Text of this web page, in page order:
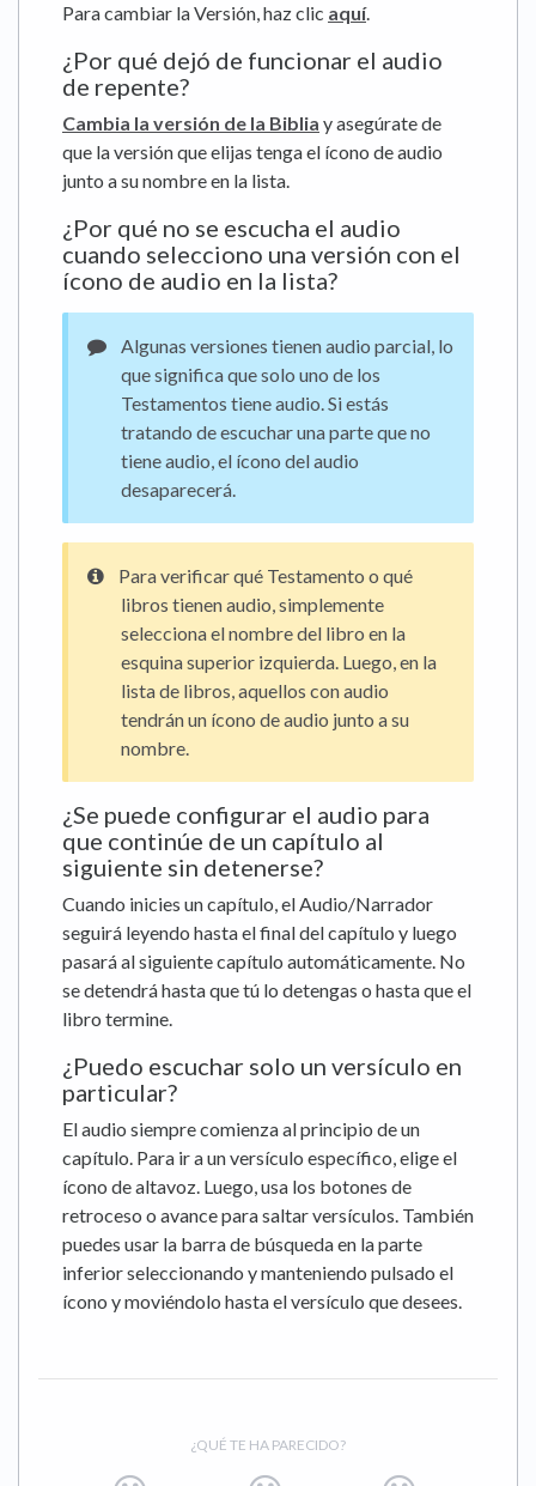
Para cambiar la Versión, haz clic aquí.
¿Por qué dejó de funcionar el audio
de repente?
Cambia la versión de la Biblia y asegúrate de
que la versión que elijas tenga el ícono de audio
junto a su nombre en la lista.
¿Por qué no se escucha el audio
cuando selecciono una versión con el
ícono de audio en la lista?
Algunas versiones tienen audio parcial, lo
que significa que solo uno de los
Testamentos tiene audio. Si estás
tratando de escuchar una parte que no
tiene audio, el ícono del audio
desaparecerá.
Para verificar qué Testamento o qué
libros tienen audio, simplemente
selecciona el nombre del libro en la
esquina superior izquierda. Luego, en la
lista de libros, aquellos con audio
tendrán un ícono de audio junto a su
nombre.
¿Se puede configurar el audio para
que continúe de un capítulo al
siguiente sin detenerse?
Cuando inicies un capítulo, el Audio/Narrador
seguirá leyendo hasta el final del capítulo y luego
pasará al siguiente capítulo automáticamente. No
se detendrá hasta que tú lo detengas o hasta que el
libro termine.
¿Puedo escuchar solo un versículo en
particular?
El audio siempre comienza al principio de un
capítulo. Para ir a un versículo específico, elige el
ícono de altavoz. Luego, usa los botones de
retroceso o avance para saltar versículos. También
puedes usar la barra de búsqueda en la parte
inferior seleccionando y manteniendo pulsado el
ícono y moviéndolo hasta el versículo que desees.
¿QUÉ TE HA PARECIDO?